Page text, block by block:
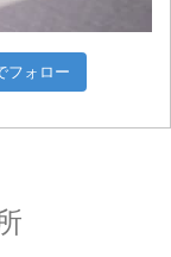
フォロー